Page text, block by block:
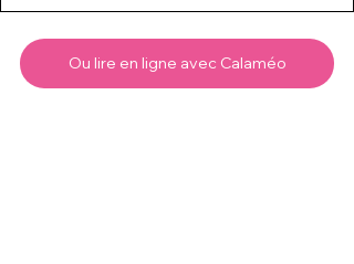
Ou lire en ligne avec Calaméo